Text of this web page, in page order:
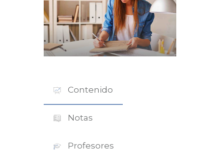
Contenido
Notas
Profesores